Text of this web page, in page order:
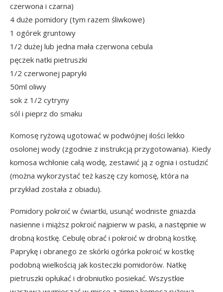
czerwona i czarna)
4 duże pomidory (tym razem śliwkowe)
1 ogórek gruntowy
1/2 dużej lub jedna mała czerwona cebula
pęczek natki pietruszki
1/2 czerwonej papryki
50ml oliwy
sok z 1/2 cytryny
sól i pieprz do smaku
Komosę ryżową ugotować w podwójnej ilości lekko
osolonej wody (zgodnie z instrukcją przygotowania). Kiedy
komosa wchłonie całą wodę, zestawić ją z ognia i ostudzić
(można wykorzystać też kaszę czy komosę, która na
przykład została z obiadu).
Pomidory pokroić w ćwiartki, usunąć wodniste gniazda
nasienne i miąższ pokroić najpierw w paski, a następnie w
drobną kostkę. Cebulę obrać i pokroić w drobną kostkę.
Paprykę i obranego ze skórki ogórka pokroić w kostkę
podobną wielkością jak kosteczki pomidorów. Natkę
pietruszki opłukać i drobniutko posiekać. Wszystkie